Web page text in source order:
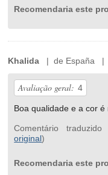
Recomendaria este
Khalida | de España |
Avaliação geral: 4
Boa qualidade e a cor é
Comentário
original)
Recomendaria este